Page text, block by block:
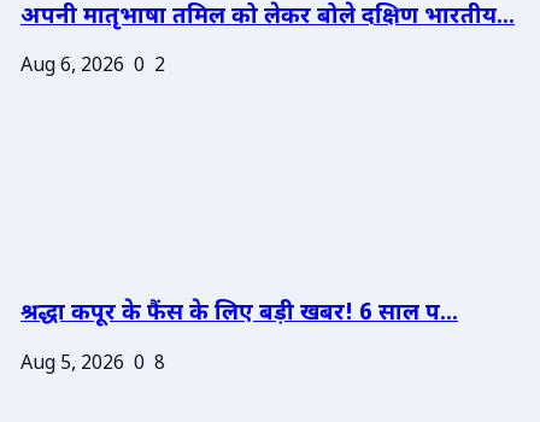
अपनी मातृभाषा तमिल को लेकर बोले दक्षिण भारतीय...
Aug 6, 2026 0 2
श्रद्धा कपूर के फैंस के लिए बड़ी खबर! 6 साल प...
Aug 5, 2026 0 8